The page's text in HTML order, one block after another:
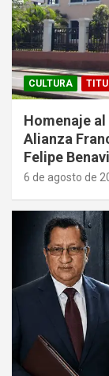
CULTURA
Homenaje
Alianza
Felipe
6 de agosto de